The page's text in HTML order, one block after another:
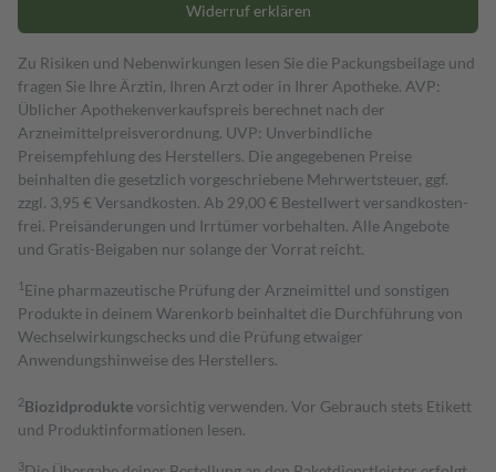
Widerruf erklären
Zu Risiken und Nebenwirkungen lesen Sie die Packungsbeilage und
fragen Sie Ihre Ärztin, Ihren Arzt oder in Ihrer Apotheke. AVP:
Üblicher Apothekenverkaufspreis berechnet nach der
Arzneimittelpreisverordnung. UVP: Unverbindliche
Preisempfehlung des Herstellers. Die angegebenen Preise
beinhalten die gesetzlich vorgeschriebene Mehrwertsteuer, ggf.
zzgl. 3,95 € Versandkosten. Ab 29,00 € Bestell­wert versand­kosten­
frei. Preisänderungen und Irrtümer vorbehalten. Alle Angebote
und Gratis-Beigaben nur solange der Vorrat reicht.
1 Eine pharmazeutische Prüfung der Arzneimittel und sonstigen
Produkte in deinem Warenkorb beinhaltet die Durchführung von
Wechselwirkungschecks und die Prüfung etwaiger
Anwendungshinweise des Herstellers.
2Biozidproduktevorsichtig verwenden. Vor Gebrauch stets Etikett
und Produktinformationen lesen.
3